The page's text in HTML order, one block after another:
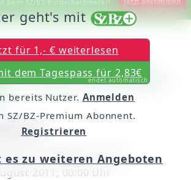
Lieblingseisdielen der
/ Heute: Eiscafé Adria in
Robert Strigl
2011, 00:00 Uhr
geht's mit
für 1,- € weiterlesen
dem Tagespass für 2,83€
endet automatisch
bereits Nutzer. Anmelden
SZ/BZ-Premium Abonnent.
Registrieren
es zu weiteren Angeboten